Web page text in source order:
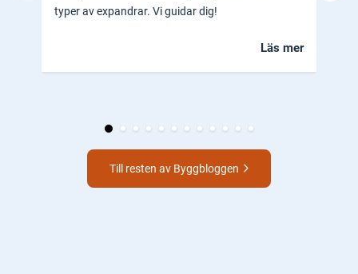
typer av expandrar. Vi guidar dig!
Läs mer
Till resten av Byggbloggen